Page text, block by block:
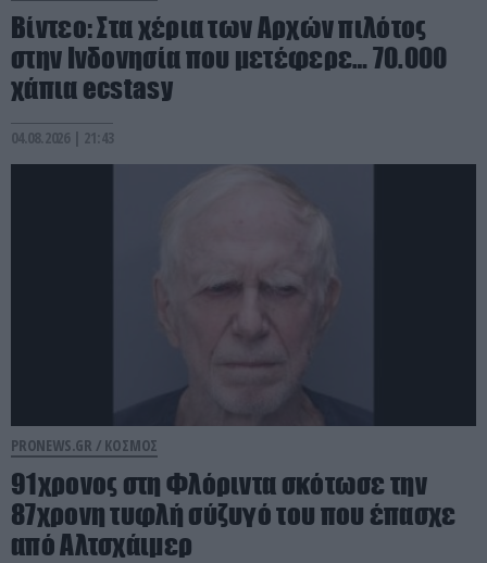
Βίντεο: Στα χέρια των Αρχών πιλότος
στην Ινδονησία που μετέφερε… 70.000
χάπια ecstasy
04.08.2026 | 21:43
PRONEWS.GR / ΚΟΣΜΟΣ
91χρονος στη Φλόριντα σκότωσε την
87χρονη τυφλή σύζυγό του που έπασχε
από Αλτσχάιμερ